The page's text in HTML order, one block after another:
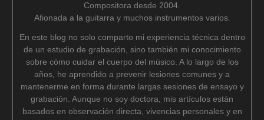
Compositora desde 2004.
Afionada a la guitarra y muchos instrumentos varios.
En este blog no solo comparto mi experiencia técnica dentro
de un estudio de grabación, sino también mi conocimiento
sobre cómo cuidar el cuerpo del músico. A lo largo de los
años, he aprendido a prevenir lesiones comunes y a
mantenerme en forma durante largas sesiones de ensayo y
grabación. Aunque no soy doctora, mis artículos están
basados en observación directa, vivencias personales y en